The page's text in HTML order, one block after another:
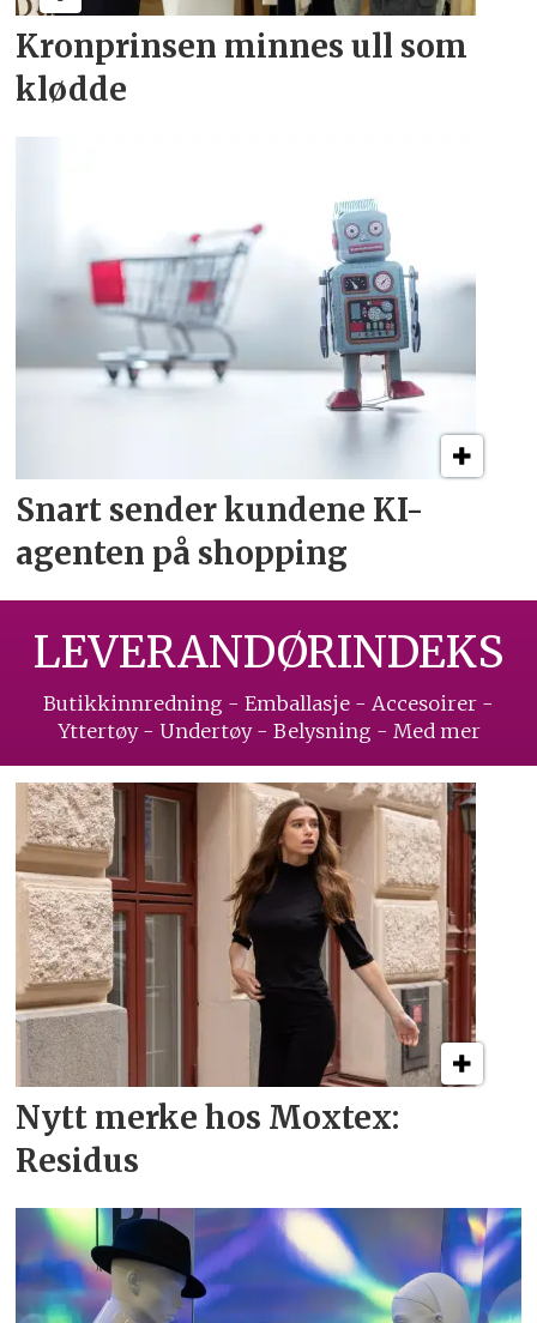
Kronprinsen minnes ull som
klødde
Snart sender kundene KI-
agenten på shopping
LEVERANDØRINDEKS
Butikkinnredning - Emballasje - Accesoirer -
Yttertøy - Undertøy - Belysning - Med mer
Nytt merke hos Moxtex:
Residus